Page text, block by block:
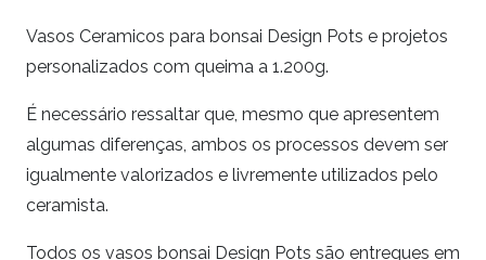
Vasos Ceramicos para bonsai Design Pots e projetos
personalizados com queima a 1.200g.
É necessário ressaltar que, mesmo que apresentem
algumas diferenças, ambos os processos devem ser
igualmente valorizados e livremente utilizados pelo
ceramista.
Todos os vasos bonsai Design Pots são entregues em